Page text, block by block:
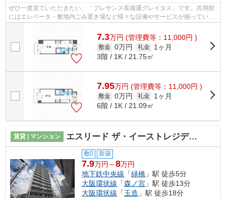
ぜひ一度見ていただきたい、「プレサンス長堀通グレイタス」です。共用部
にはエレベータ・敷地内ごみ置き場など様々な設備やサービスが揃っている
ので便利です。駅まで5分と、駅近でア...
7.3万円 (管理費等：11,000円 )
敷金 0万円 礼金
1ヶ月
3階 / 1K / 21.75㎡
7.95万円 (管理費等：11,000円 )
敷金 0万円 礼金
1ヶ月
6階 / 1K / 21.09㎡
賃貸 | マンション エスリード ザ・イーストレジデンス大阪城
敷0 新築
7.9万円～8万円
地下鉄中央線 「緑橋 」駅 徒歩5分
大阪環状線 「森ノ宮 」駅 徒歩13分
大阪環状線 「玉造 」駅 徒歩18分